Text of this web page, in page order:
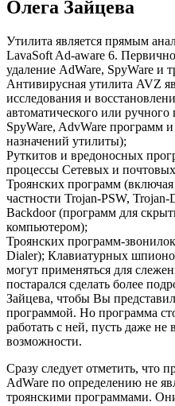
Олега Зайцева
Утилита является прямым
LavaSoft Ad-aware 6.
удаление AdWare, SpyWare и
Антивирусная утилита AVZ
исследования и
автоматического или ручного
SpyWare, AdvWare программ
назначений утилиты);
Руткитов и вредоносных
процессы Сетевых и
Троянских программ
частности Trojan-PSW,
Backdoor (программ для
компьютером);
Троянских программ-
Dialer); Клавиатурных
могут применяться для
постарался сделать более
Зайцева, чтобы Вы
программой. Но программа
работать с ней, пусть даже не
возможности.
Сразу следует отметить, что
AdWare по определению не
троянскими программами.